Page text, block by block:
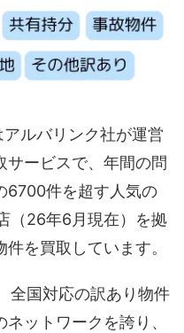
ルバリンク社が運営
サービスで、年間の問
6700件を超す人気の
（26年6月現在）を拠
を買取しています。
全国対応の訳あり物件
ットワークを誇り、